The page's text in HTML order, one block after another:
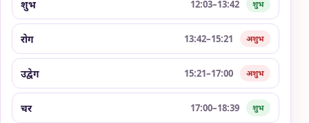
शुभ 12:03–13:42 शुभ
रोग 13:42–15:21 अशुभ
उद्वेग 15:21–17:00 अशुभ
चर 17:00–18:39 शुभ